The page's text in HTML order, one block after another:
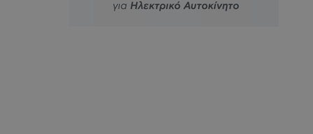
και τη
cookies.
από το